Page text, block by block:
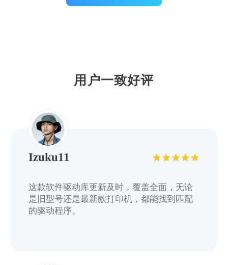
用户一致好评
风之轨迹
Izuku11
这款软件驱动库更新及时，覆盖全面，无论
是旧型号还是最新款打印机，都能找到匹配
的驱动程序。